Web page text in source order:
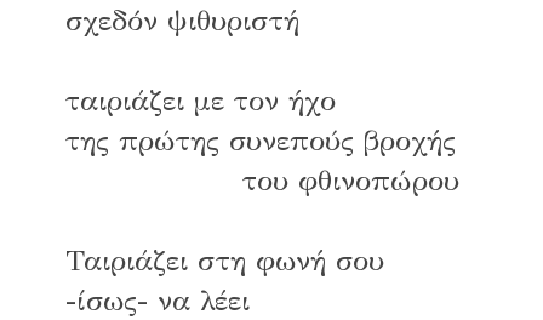
σχεδόν ψιθυριστή
ταιριάζει με τον ήχο
της πρώτης συνεπούς βροχής
του φθινοπώρου
Ταιριάζει στη φωνή σου
-ίσως- να λέει